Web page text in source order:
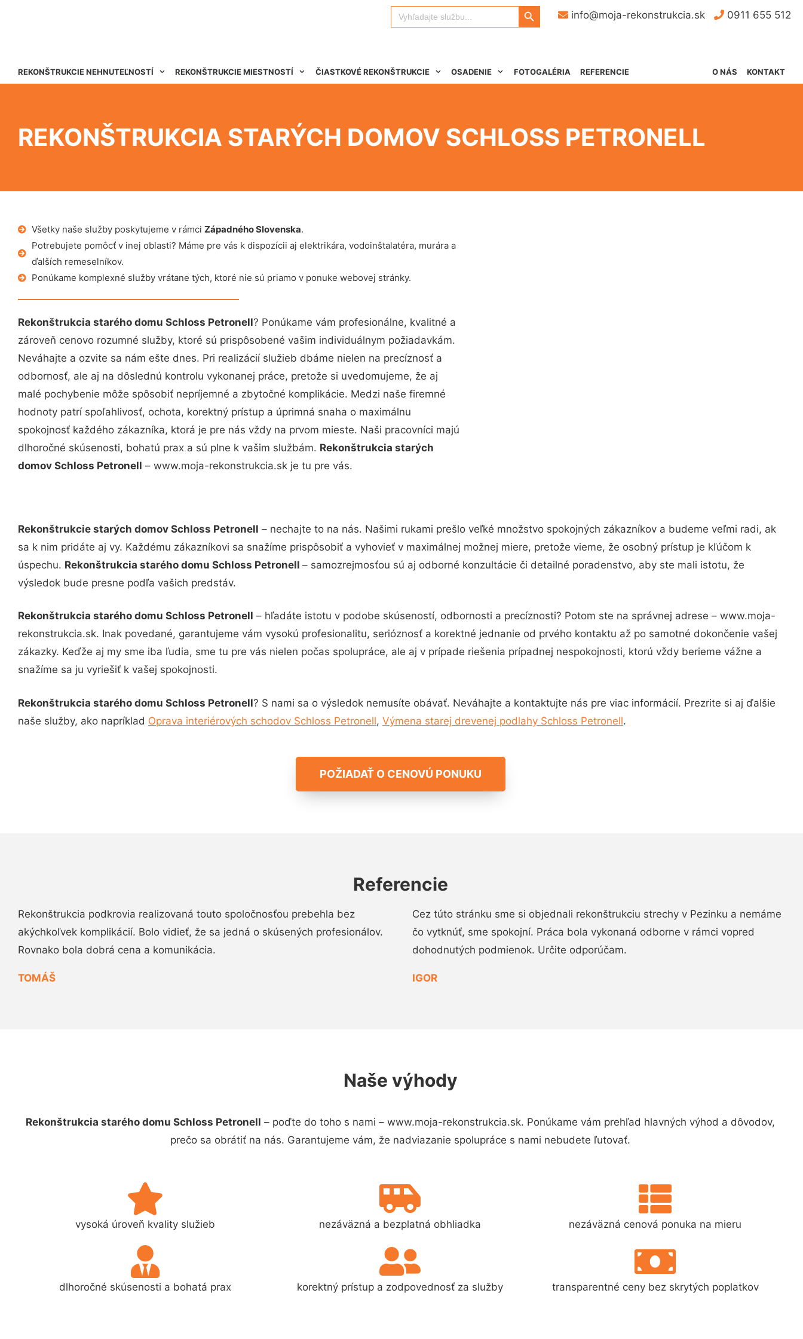
info@moja-rekonstrukcia.sk 0911 655 512
Search
for:
Search Button
REKONŠTRUKCIE NEHNUTEĽNOSTÍ REKONŠTRUKCIE MIESTNOSTÍ ČIASTKOVÉ REKONŠTRUKCIE OSADENIE FOTOGALÉRIA REFERENCIE KONTAKT
O NÁS
REKONŠTRUKCIA STARÝCH DOMOV SCHLOSS PETRONELL
Všetky naše služby poskytujeme v rámci Západného Slovenska.
Potrebujete pomôcť v inej oblasti? Máme pre vás k dispozícii aj elektrikára, vodoinštalatéra, murára a
ďalších remeselníkov.
Ponúkame komplexné služby vrátane tých, ktoré nie sú priamo v ponuke webovej stránky.
Rekonštrukcia starého domu Schloss Petronell? Ponúkame vám profesionálne, kvalitné a
zároveň cenovo rozumné služby, ktoré sú prispôsobené vašim individuálnym požiadavkám.
Neváhajte a ozvite sa nám ešte dnes. Pri realizácií služieb dbáme nielen na precíznosť a
odbornosť, ale aj na dôslednú kontrolu vykonanej práce, pretože si uvedomujeme, že aj
malé pochybenie môže spôsobiť nepríjemné a zbytočné komplikácie. Medzi naše firemné
hodnoty patrí spoľahlivosť, ochota, korektný prístup a úprimná snaha o maximálnu
spokojnosť každého zákazníka, ktorá je pre nás vždy na prvom mieste. Naši pracovníci majú
dlhoročné skúsenosti, bohatú prax a sú plne k vašim službám. Rekonštrukcia starých
domov Schloss Petronell – www.moja-rekonstrukcia.sk je tu pre vás.
Rekonštrukcie starých domov Schloss Petronell – nechajte to na nás. Našimi rukami prešlo veľké množstvo spokojných zákazníkov a budeme veľmi radi, ak
sa k nim pridáte aj vy. Každému zákazníkovi sa snažíme prispôsobiť a vyhovieť v maximálnej možnej miere, pretože vieme, že osobný prístup je kľúčom k
úspechu. Rekonštrukcia starého domu Schloss Petronell – samozrejmosťou sú aj odborné konzultácie či detailné poradenstvo, aby ste mali istotu, že
výsledok bude presne podľa vašich predstáv.
Rekonštrukcia starého domu Schloss Petronell – hľadáte istotu v podobe skúseností, odbornosti a precíznosti? Potom ste na správnej adrese – www.moja-
rekonstrukcia.sk. Inak povedané, garantujeme vám vysokú profesionalitu, serióznosť a korektné jednanie od prvého kontaktu až po samotné dokončenie vašej
zákazky. Keďže aj my sme iba ľudia, sme tu pre vás nielen počas spolupráce, ale aj v prípade riešenia prípadnej nespokojnosti, ktorú vždy berieme vážne a
snažíme sa ju vyriešiť k vašej spokojnosti.
Rekonštrukcia starého domu Schloss Petronell? S nami sa o výsledok nemusíte obávať. Neváhajte a kontaktujte nás pre viac informácií. Prezrite si aj ďalšie
naše služby, ako napríklad Oprava interiérových schodov Schloss Petronell, Výmena starej drevenej podlahy Schloss Petronell.
POŽIADAŤ O CENOVÚ PONUKU
Referencie
Rekonštrukcia podkrovia realizovaná touto spoločnosťou prebehla bez
akýchkoľvek komplikácií. Bolo vidieť, že sa jedná o skúsených profesionálov.
Rovnako bola dobrá cena a komunikácia.
TOMÁŠ
Cez túto stránku sme si objednali rekonštrukciu strechy v Pezinku a nemáme
čo vytknúť, sme spokojní. Práca bola vykonaná odborne v rámci vopred
dohodnutých podmienok. Určite odporúčam.
IGOR
Naše výhody
Rekonštrukcia starého domu Schloss Petronell – poďte do toho s nami – www.moja-rekonstrukcia.sk. Ponúkame vám prehľad hlavných výhod a dôvodov,
prečo sa obrátiť na nás. Garantujeme vám, že nadviazanie spolupráce s nami nebudete ľutovať.
vysoká úroveň kvality služieb nezáväzná a bezplatná obhliadka nezáväzná cenová ponuka na mieru
dlhoročné skúsenosti a bohatá prax korektný prístup a zodpovednosť za služby transparentné ceny bez skrytých poplatkov